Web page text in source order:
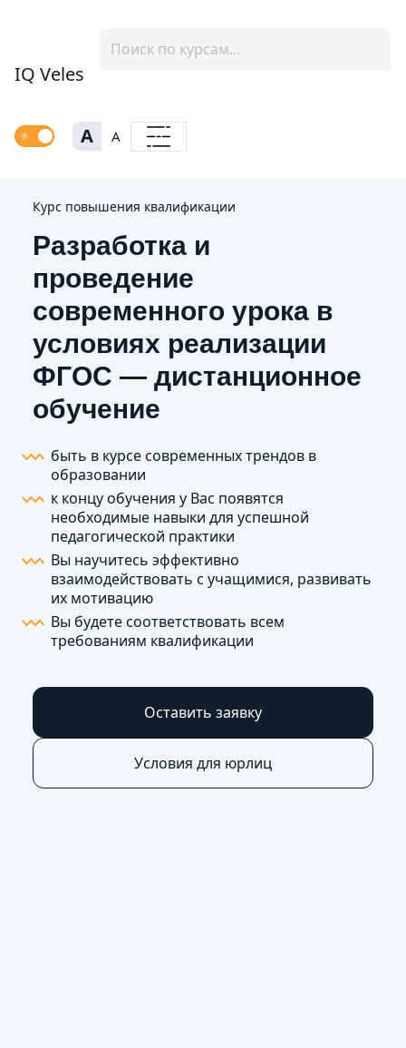
IQ Veles
A A
Курс повышения квалификации
Разработка и
проведение
современного урока в
условиях реализации
ФГОС — дистанционное
обучение
быть в курсе современных трендов в
образовании
к концу обучения у Вас появятся
необходимые навыки для успешной
педагогической практики
Вы научитесь эффективно
взаимодействовать с учащимися, развивать
их мотивацию
Вы будете соответствовать всем
требованиям квалификации
Оставить заявку
Условия для юрлиц